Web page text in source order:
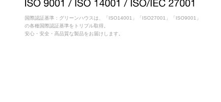
国際認証基準：グリーンハウスは、「ISO14001」「ISO27001」「ISO9001」
の各種国際認証基準をトリプル取得。
安心・安全・高品質な製品をお届けします。